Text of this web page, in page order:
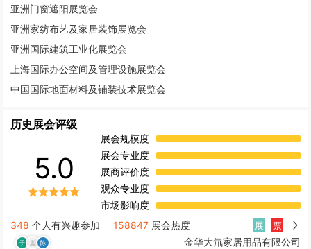
亚洲门窗遮阳展览会
亚洲家纺布艺及家居装饰展览会
亚洲国际建筑工业化展览会
上海国际办公空间及管理设施展览会
中国国际地面材料及铺装技术展览会
历史展会评级
5.0
展会规模度
展会专业度
展商评价度
观众专业度
市场影响度
348 个人有兴趣参加 158847 展会热度 展 票
金华大氚家居用品有限公司